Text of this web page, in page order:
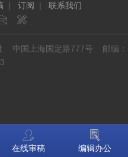
| 订阅 | 联系我们
中国上海国定路777号 邮编：
在线审稿 编辑办公